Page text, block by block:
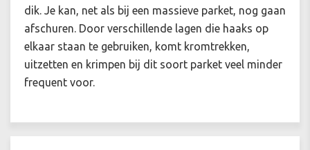
dik. Je kan, net als bij een massieve parket, nog gaan
afschuren. Door verschillende lagen die haaks op
elkaar staan te gebruiken, komt kromtrekken,
uitzetten en krimpen bij dit soort parket veel minder
frequent voor.